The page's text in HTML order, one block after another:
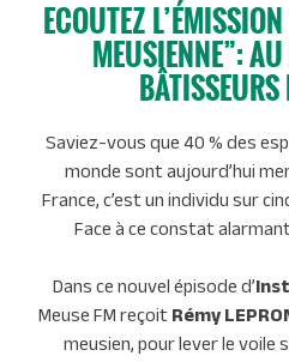
ECOUTEZ
MEUSIENNE”:
BÂTISSEURS
Saviez-vous que 40 % des
monde sont aujourd’hui
France, c’est un individu sur
Face à ce constat
Dans ce nouvel épisode d’
Meuse FM reçoitRémy
meusien, pour lever le